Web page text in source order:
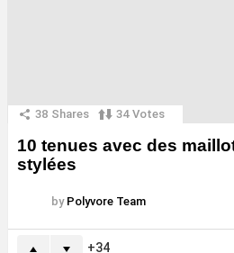
38 Shares 34 Votes
10 tenues avec des
stylées
by Polyvore Team
34